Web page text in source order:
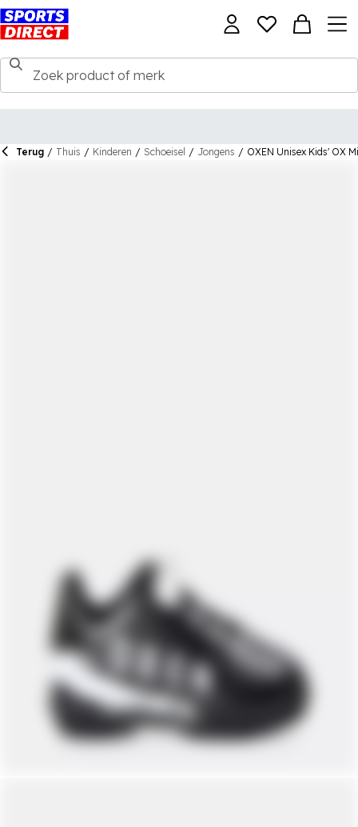
Terug / Thuis / Kinderen / Schoeisel / Jongens / OXEN Unisex Kids' OX